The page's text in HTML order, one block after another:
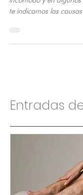
El acné para muchos
Entradas